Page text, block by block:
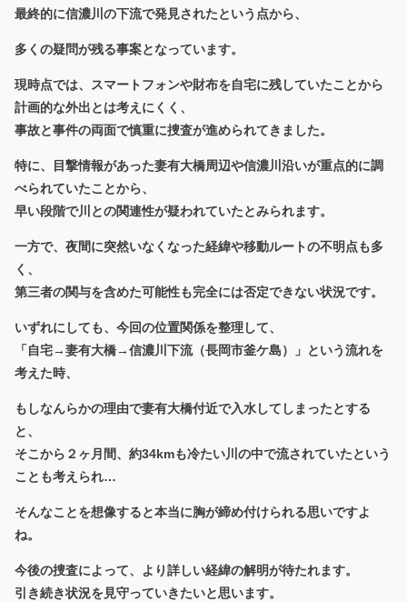
最終的に信濃川の下流で発見されたという点から、
多くの疑問が残る事案となっています。
現時点では、スマートフォンや財布を自宅に残していたことから
計画的な外出とは考えにくく、
事故と事件の両面で慎重に捜査が進められてきました。
特に、目撃情報があった妻有大橋周辺や信濃川沿いが重点的に調
べられていたことから、
早い段階で川との関連性が疑われていたとみられます。
一方で、夜間に突然いなくなった経緯や移動ルートの不明点も多
く、
第三者の関与を含めた可能性も完全には否定できない状況です。
いずれにしても、今回の位置関係を整理して、
「自宅→妻有大橋→信濃川下流（長岡市釜ケ島）
」という流れを
考えた時、
もしなんらかの理由で妻有大橋付近で入水してしまったとする
と、
そこから２ヶ月間、約34kmも冷たい川の中で流されていたという
ことも考えられ…
そんなことを想像すると本当に胸が締め付けられる思いですよ
ね。
今後の捜査によって、より詳しい経緯の解明が待たれます。
引き続き状況を見守っていきたいと思います。